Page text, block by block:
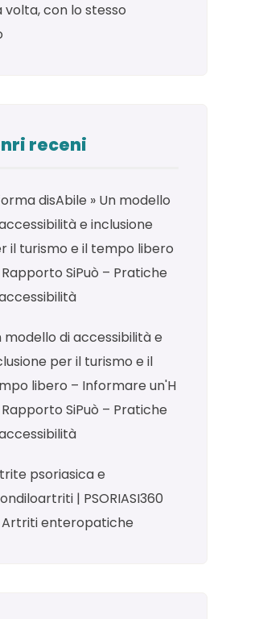
volta, con lo stesso
receni
disAbile » Un modello
e inclusione
il turismo e il tempo libero
Rapporto SiPuò – Pratiche
modello di accessibilità e
per il turismo e il
libero – Informare un'H
Rapporto SiPuò – Pratiche
psoriasica e
| PSORIASI360
Artriti enteropatiche